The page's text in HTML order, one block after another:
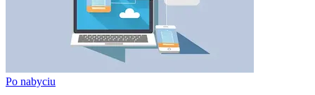
Po nabyciu